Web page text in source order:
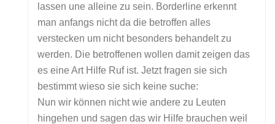
lassen une alleine zu sein. Borderline erkennt
man anfangs nicht da die betroffen alles
verstecken um nicht besonders behandelt zu
werden. Die betroffenen wollen damit zeigen das
es eine Art Hilfe Ruf ist. Jetzt fragen sie sich
bestimmt wieso sie sich keine suche:
Nun wir können nicht wie andere zu Leuten
hingehen und sagen das wir Hilfe brauchen weil